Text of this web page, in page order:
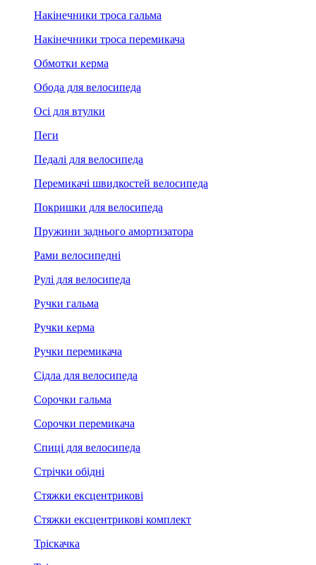
Накінечники троса гальма
Накінечники троса перемикача
Обмотки керма
Обода для велосипеда
Осі для втулки
Пеги
Педалі для велосипеда
Перемикачі швидкостей велосипеда
Покришки для велосипеда
Пружини заднього амортизатора
Рами велосипедні
Рулі для велосипеда
Ручки гальма
Ручки керма
Ручки перемикача
Сідла для велосипеда
Сорочки гальма
Сорочки перемикача
Спиці для велосипеда
Стрічки обідні
Стяжки ексцентрикові
Стяжки ексцентрикові комплект
Тріскачка